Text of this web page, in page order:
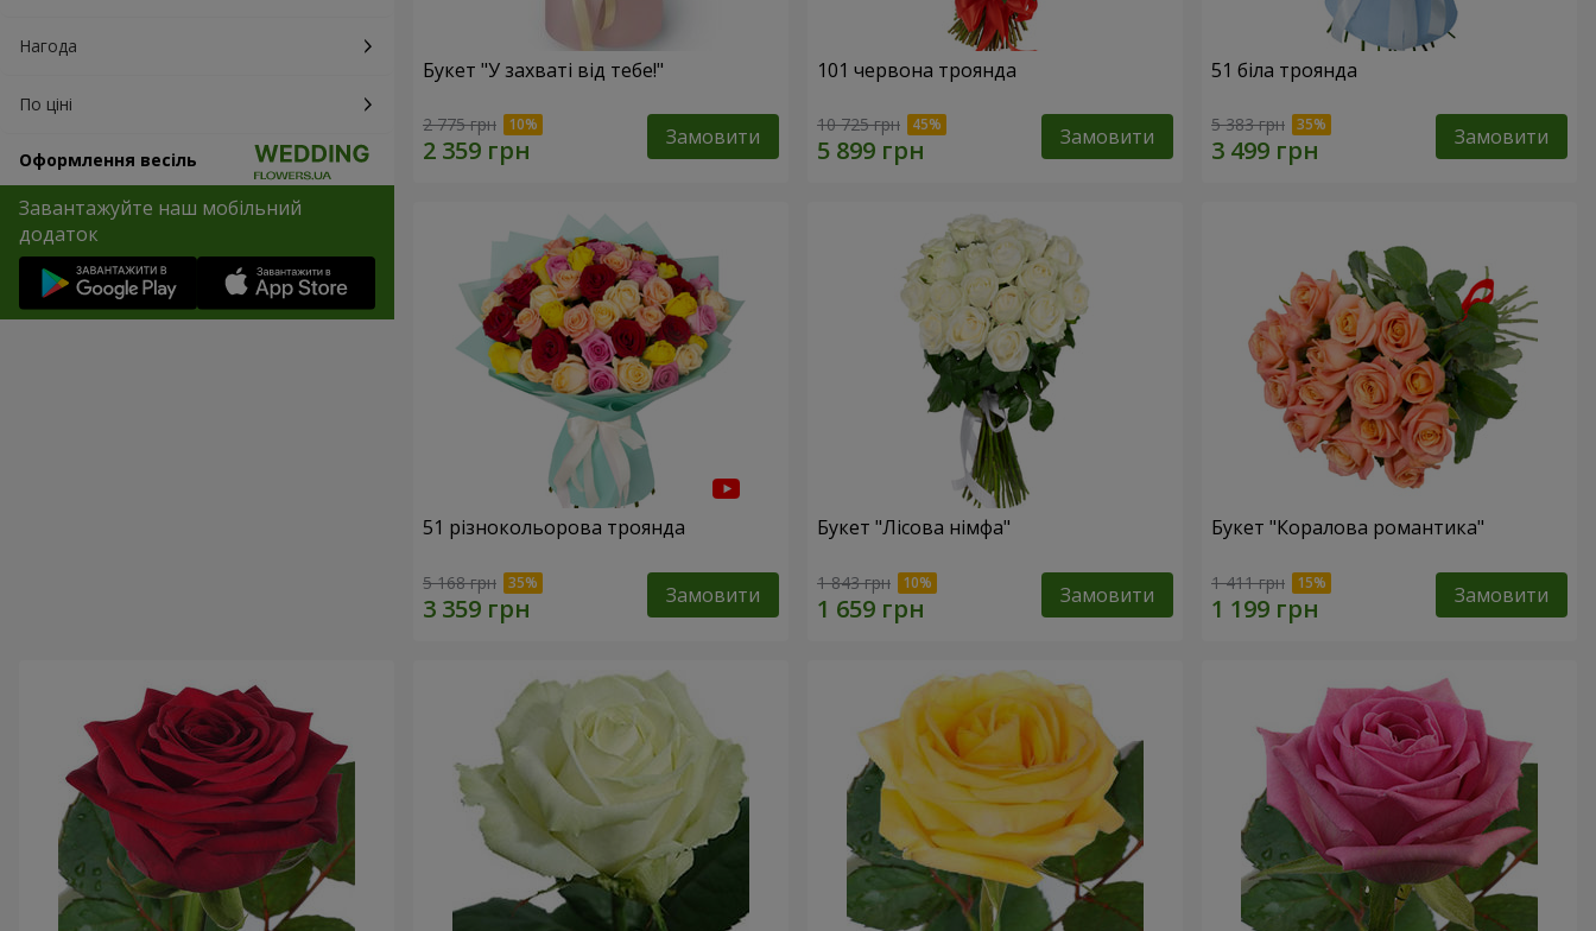
Нагода
По ціні
Оформлення весіль
Завантажуйте наш мобільний
додаток
Букет "У захваті від тебе!"
2 775 грн Замовити
101 червона троянда
10 725 грн Замовити
51 біла троянда
5 383 грн Замовити
51 різнокольорова троянда
5 168 грн Замовити
Букет "Лісова німфа"
1 843 грн Замовити
Букет "Коралова романтика"
1 411 грн Замовити